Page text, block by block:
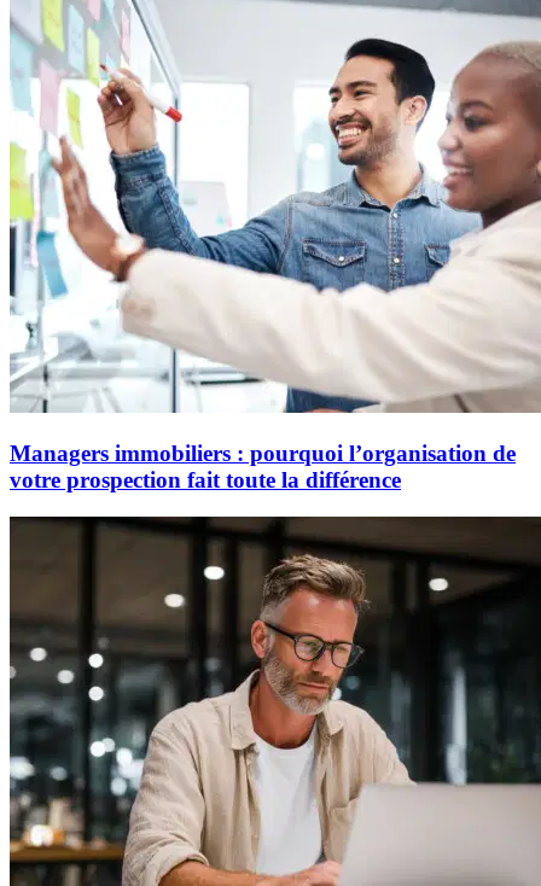
Managers immobiliers : pourquoi l’organisation de
votre prospection fait toute la différence